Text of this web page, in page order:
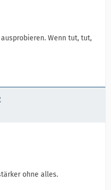
Wenn tut, tut,
ohne alles.